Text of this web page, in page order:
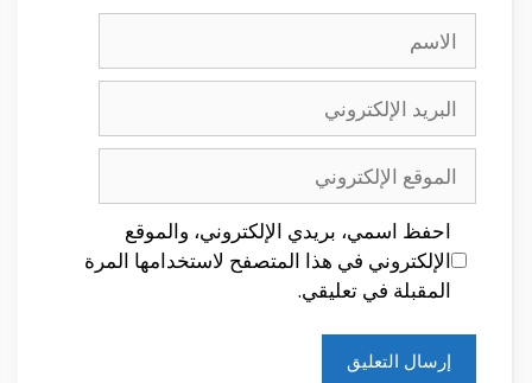
الإلكتروني
الإلكتروني
احفظ اسمي، بريدي الإلكتروني، والموقع
الإلكتروني في هذا المتصفح لاستخدامها المرة
المقبلة في تعليقي.